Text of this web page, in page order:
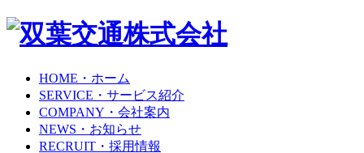
HOME ・ホーム
SERVICE ・サービス紹介
COMPANY ・会社案内
NEWS ・お知らせ
RECRUIT ・採用情報